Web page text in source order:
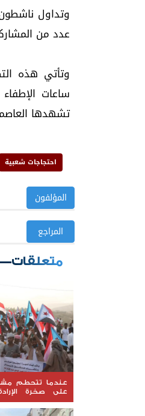
وتداول
عدد من
وتأتي هذه
تشهدها
احتجاجات شعبية
المؤلفون
المراجع
متعلقات
عندما تتحطم
على صخرة
كيف أصبح
الوطنية خط الدفاع